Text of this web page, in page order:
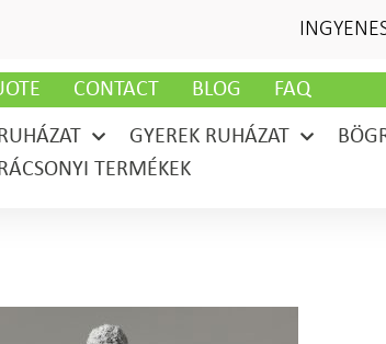
CONTACT BLOG FAQ
GYEREK RUHÁZAT
TERMÉKEK